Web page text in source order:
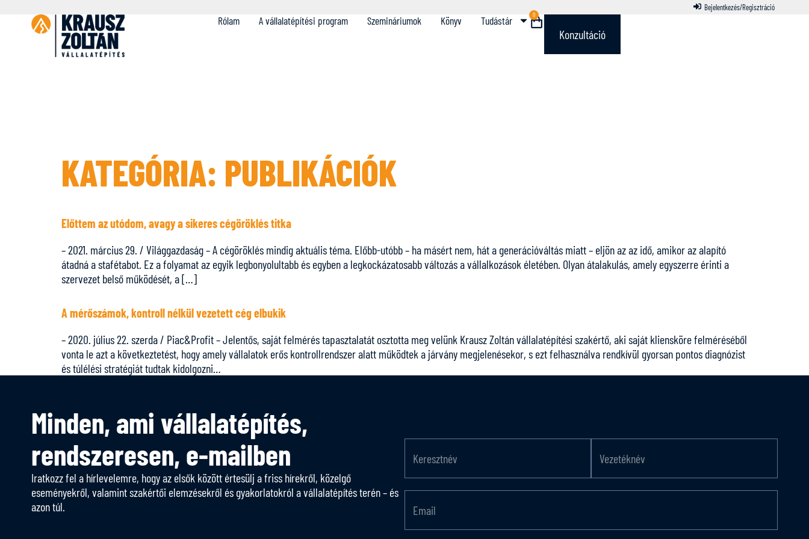
Bejelentkezés/Regisztráció
Rólam A vállalatépítési program Szemináriumok Könyv Tudástár 0
Konzultáció
KATEGÓRIA: PUBLIKÁCIÓK
Előttem az utódom, avagy a sikeres cégöröklés titka
– 2021. március 29. / Világgazdaság – A cégöröklés mindig aktuális téma. Előbb-utóbb – ha másért nem, hát a generációváltás miatt – eljön az az idő, amikor az alapító
átadná a stafétabot. Ez a folyamat az egyik legbonyolultabb és egyben a legkockázatosabb változás a vállalkozások életében. Olyan átalakulás, amely egyszerre érinti a
szervezet belső működését, a […]
A mérőszámok, kontroll nélkül vezetett cég elbukik
– 2020. július 22. szerda / Piac&Profit – Jelentős, saját felmérés tapasztalatát osztotta meg velünk Krausz Zoltán vállalatépítési szakértő, aki saját kliensköre felméréséből
vonta le azt a következtetést, hogy amely vállalatok erős kontrollrendszer alatt működtek a járvány megjelenésekor, s ezt felhasználva rendkívül gyorsan pontos diagnózist
és túlélési stratégiát tudtak kidolgozni…
Minden, ami vállalatépítés,
rendszeresen, e-mailben
Iratkozz fel a hírlevelemre, hogy az elsők között értesülj a friss hírekről, közelgő
eseményekről, valamint szakértői elemzésekről és gyakorlatokról a vállalatépítés terén – és
azon túl.